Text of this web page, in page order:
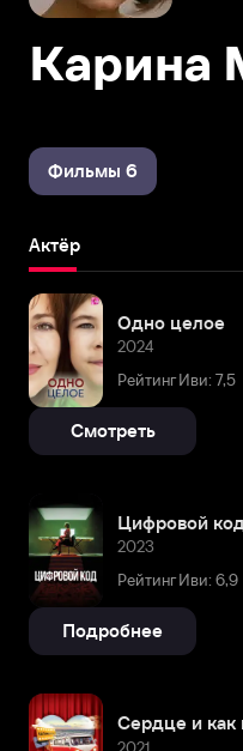
Карина
Фильмы 6
Актёр
Одно целое
2024
Рейтинг Иви: 7,5
Смотреть
Цифровой
2023
Рейтинг Иви: 6,9
Подробнее
Сердце и как